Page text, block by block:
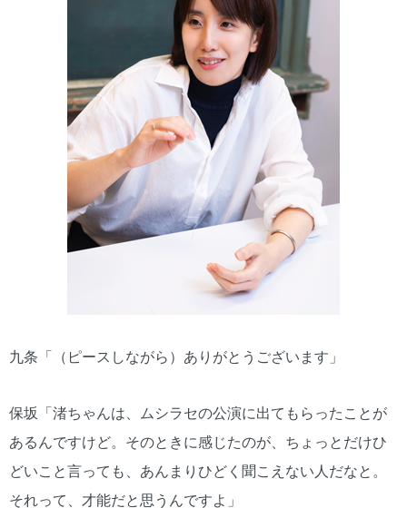
九条「（ピースしながら）ありがとうございます」
保坂「渚ちゃんは、ムシラセの公演に出てもらったことが
あるんですけど。そのときに感じたのが、ちょっとだけひ
どいこと言っても、あんまりひどく聞こえない人だなと。
それって、才能だと思うんですよ」